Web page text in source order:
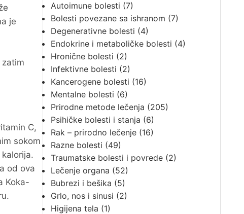
Autoimune bolesti (7)
Bolesti povezane sa ishranom (7)
Degenerativne bolesti (4)
Endokrine i metaboličke bolesti (4)
Hronične bolesti (2)
Infektivne bolesti (2)
Kancerogene bolesti (16)
Mentalne bolesti (6)
Prirodne metode lečenja (205)
Psihičke bolesti i stanja (6)
Rak – prirodno lečenje(16)
Razne bolesti (49)
Traumatske bolesti i povrede(2)
Lečenje organa (52)
Bubrezi i bešika (5)
Grlo, nos i sinusi (2)
Higijena tela (1)
je
C,
sokom
od ova
Koka-